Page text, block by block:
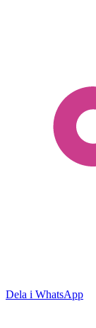
Dela i WhatsApp